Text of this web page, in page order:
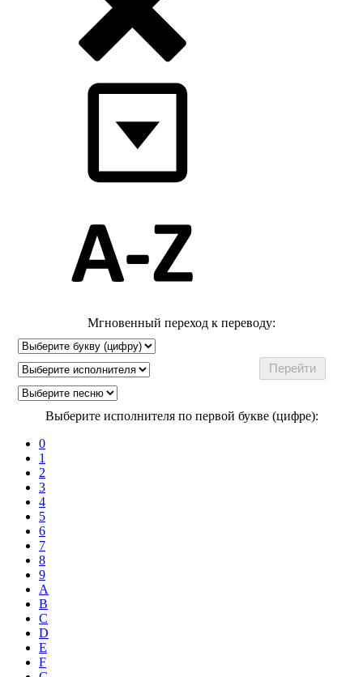
Мгновенный переход к переводу:
Выберите исполнителя по первой букве (цифре):
0
1
2
3
4
5
6
7
8
9
A
B
C
D
E
F